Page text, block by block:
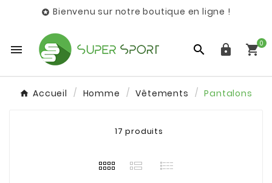
 Bienvenu sur notre boutique en ligne !
   0
Accueil Homme Vêtements Pantalons
17 produits